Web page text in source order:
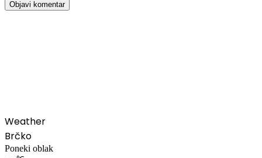
Weather
Brčko
Poneki oblak